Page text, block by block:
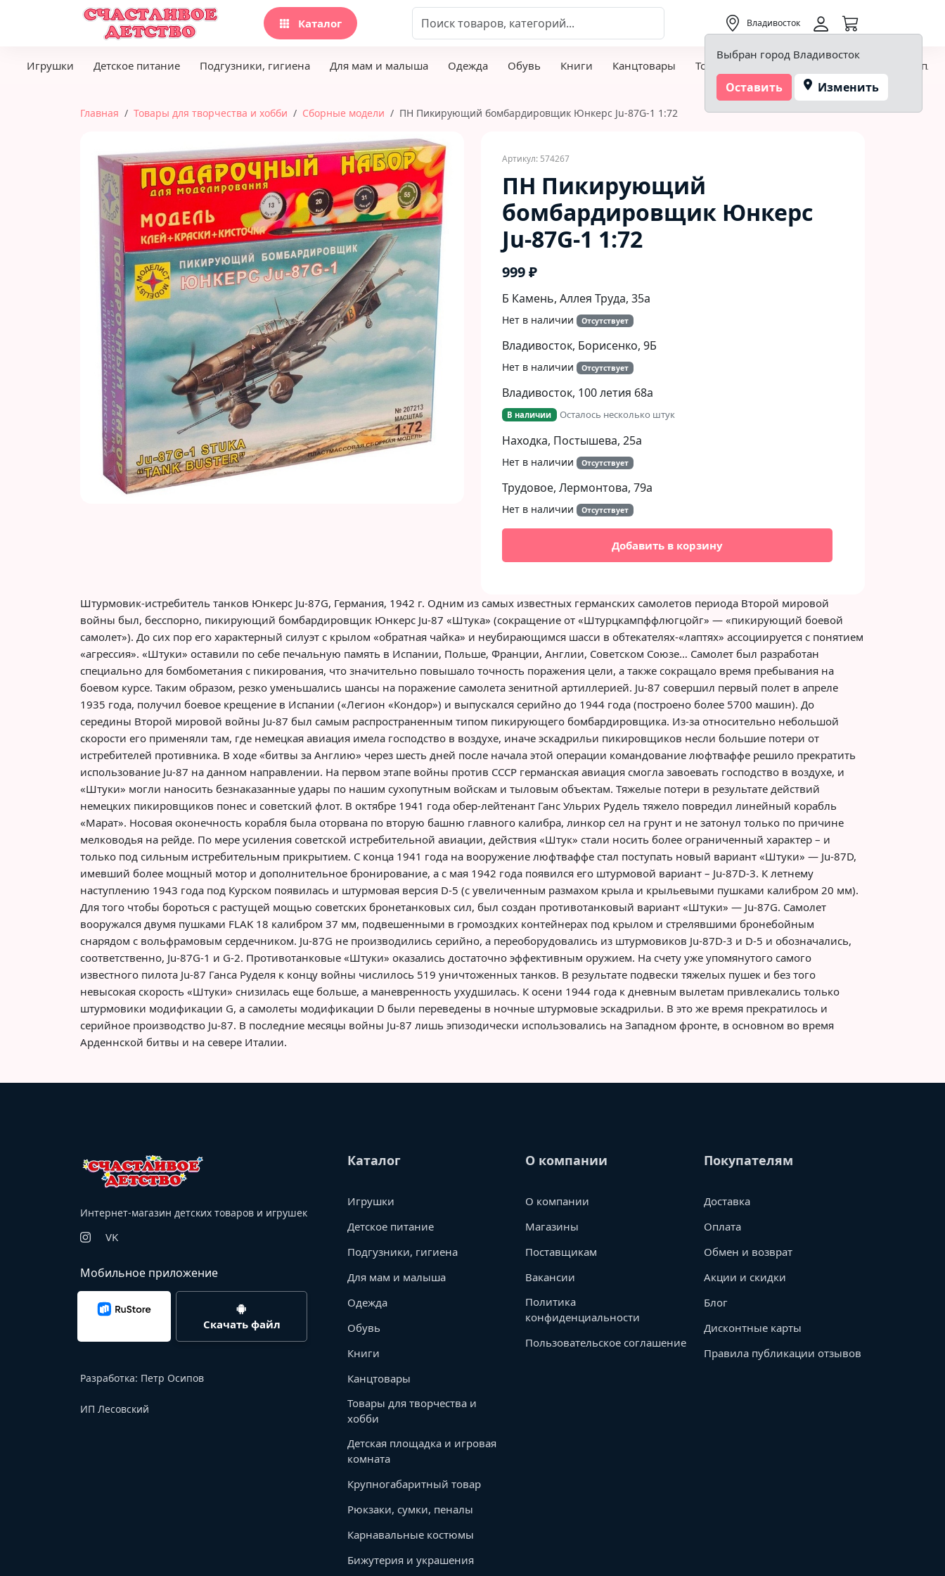
Каталог Владивосток
Выбран город Владивосток
Оставить Изменить
Игрушки Детское питание Подгузники, гигиена Для мам и малыша Одежда Обувь Книги Канцтовары Товары для творчества и хобби Детская
Главная Товары для творчества и хобби Сборные модели ПН Пикирующий бомбардировщик Юнкерс Ju-87G-1 1:72
Артикул: 574267
ПН Пикирующий
бомбардировщик Юнкерс
Ju-87G-1 1:72
999 ₽
Б Камень, Аллея Труда, 35а
Нет в наличии Отсутствует
Владивосток, Борисенко, 9Б​
Нет в наличии Отсутствует
Владивосток, 100 летия 68а
В наличии Осталось несколько штук
Находка, Постышева, 25а
Нет в наличии Отсутствует
Трудовое, Лермонтова, 79а
Нет в наличии Отсутствует
Добавить в корзину
Штурмовик-истребитель танков Юнкерс Ju-87G, Германия, 1942 г. Одним из самых известных германских самолетов периода Второй мировой
войны был, бесспорно, пикирующий бомбардировщик Юнкерс Ju-87 «Штука» (сокращение от «Штурцкампффлюгцойг» — «пикирующий боевой
самолет»). До сих пор его характерный силуэт с крылом «обратная чайка» и неубирающимся шасси в обтекателях-«лаптях» ассоциируется с понятием
«агрессия». «Штуки» оставили по себе печальную память в Испании, Польше, Франции, Англии, Советском Союзе… Самолет был разработан
специально для бомбометания с пикирования, что значительно повышало точность поражения цели, а также сокращало время пребывания на
боевом курсе. Таким образом, резко уменьшались шансы на поражение самолета зенитной артиллерией. Ju-87 совершил первый полет в апреле
1935 года, получил боевое крещение в Испании («Легион «Кондор») и выпускался серийно до 1944 года (построено более 5700 машин). До
середины Второй мировой войны Ju-87 был самым распространенным типом пикирующего бомбардировщика. Из-за относительно небольшой
скорости его применяли там, где немецкая авиация имела господство в воздухе, иначе эскадрильи пикировщиков несли большие потери от
истребителей противника. В ходе «битвы за Англию» через шесть дней после начала этой операции командование люфтваффе решило прекратить
использование Ju-87 на данном направлении. На первом этапе войны против СССР германская авиация смогла завоевать господство в воздухе, и
«Штуки» могли наносить безнаказанные удары по нашим сухопутным войскам и тыловым объектам. Тяжелые потери в результате действий
немецких пикировщиков понес и советский флот. В октябре 1941 года обер-лейтенант Ганс Ульрих Рудель тяжело повредил линейный корабль
«Марат». Носовая оконечность корабля была оторвана по вторую башню главного калибра, линкор сел на грунт и не затонул только по причине
мелководья на рейде. По мере усиления советской истребительной авиации, действия «Штук» стали носить более ограниченный характер – и
только под сильным истребительным прикрытием. С конца 1941 года на вооружение люфтваффе стал поступать новый вариант «Штуки» — Ju-87D,
имевший более мощный мотор и дополнительное бронирование, а с мая 1942 года появился его штурмовой вариант – Ju-87D-3. К летнему
наступлению 1943 года под Курском появилась и штурмовая версия D-5 (с увеличенным размахом крыла и крыльевыми пушками калибром 20 мм).
Для того чтобы бороться с растущей мощью советских бронетанковых сил, был создан противотанковый вариант «Штуки» — Ju-87G. Самолет
вооружался двумя пушками FLAK 18 калибром 37 мм, подвешенными в громоздких контейнерах под крылом и стрелявшими бронебойным
снарядом с вольфрамовым сердечником. Ju-87G не производились серийно, а переоборудовались из штурмовиков Ju-87D-3 и D-5 и обозначались,
соответственно, Ju-87G-1 и G-2. Противотанковые «Штуки» оказались достаточно эффективным оружием. На счету уже упомянутого самого
известного пилота Ju-87 Ганса Руделя к концу войны числилось 519 уничтоженных танков. В результате подвески тяжелых пушек и без того
невысокая скорость «Штуки» снизилась еще больше, а маневренность ухудшилась. К осени 1944 года к дневным вылетам привлекались только
штурмовики модификации G, а самолеты модификации D были переведены в ночные штурмовые эскадрильи. В это же время прекратилось и
серийное производство Ju-87. В последние месяцы войны Ju-87 лишь эпизодически использовались на Западном фронте, в основном во время
Арденнской битвы и на севере Италии.
Интернет-магазин детских товаров и игрушек
VK
Мобильное приложение
Скачать файл
Разработка: Петр Осипов
ИП Лесовский
Каталог
Игрушки
Детское питание
Подгузники, гигиена
Для мам и малыша
Одежда
Обувь
Книги
Канцтовары
Товары для творчества и
хобби
Детская площадка и игровая
комната
Крупногабаритный товар
Рюкзаки, сумки, пеналы
Карнавальные костюмы
Бижутерия и украшения
О компании
О компании
Магазины
Поставщикам
Вакансии
Политика
конфиденциальности
Пользовательское соглашение
Покупателям
Доставка
Оплата
Обмен и возврат
Акции и скидки
Блог
Дисконтные карты
Правила публикации отзывов